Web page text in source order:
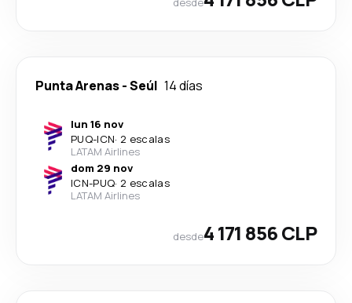
Punta Arenas-Seúl 14 días
lun 16 nov
PUQ-ICN· 2 escalas
LATAM Airlines
dom 29 nov
ICN-PUQ· 2 escalas
LATAM Airlines
desde4 171 856 CLP